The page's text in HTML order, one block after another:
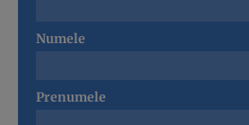
Numele
Prenumele